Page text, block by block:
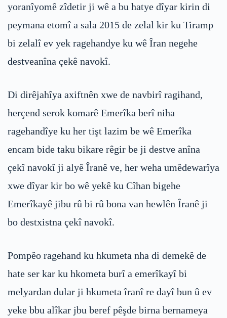
yoranîyomê zîdetir ji wê a bu hatye dîyar kirin di
peymana etomî a sala 2015 de zelal kir ku Tiramp
bi zelalî ev yek ragehandye ku wê Îran negehe
destveanîna çekê navokî.
Di dirêjahîya axiftnên xwe de navbirî ragihand,
herçend serok komarê Emerîka berî niha
ragehandîye ku her tişt lazim be wê Emerîka
encam bide taku bikare rêgir be ji destve anîna
çekî navokî ji alyê Îranê ve, her weha umêdewarîya
xwe dîyar kir bo wê yekê ku Cîhan bigehe
Emerîkayê jibu rû bi rû bona van hewlên Îranê ji
bo destxistna çekî navokî.
Pompêo ragehand ku hkumeta nha di demekê de
hate ser kar ku hkometa burî a emerîkayî bi
melyardan dular ji hkumeta îranî re dayî bun û ev
yeke bbu alîkar jbu beref pêşde birna bernameya